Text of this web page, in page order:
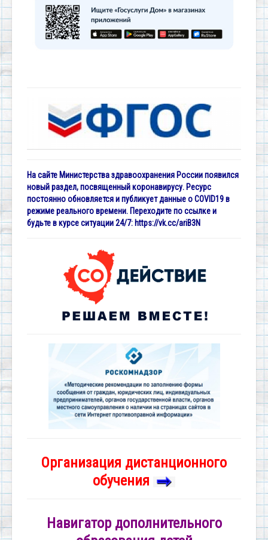
На сайте Министерства здравоохранения России появился
новый раздел, посвященный коронавирусу. Ресурс
постоянно обновляется и публикует данные о COVID19 в
режиме реального времени. Переходите по ссылке и
будьте в курсе ситуации 24/7: https://vk.cc/ariB3N
Организация дистанционного
обучения
Навигатор дополнительного